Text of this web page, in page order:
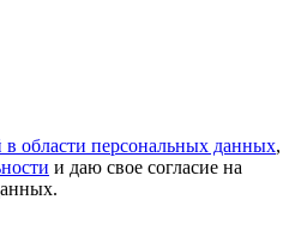
области персональных данных,
и даю свое согласие на